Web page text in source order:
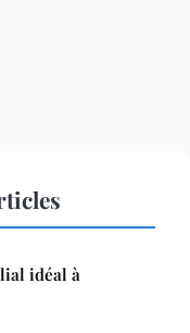
idéal à